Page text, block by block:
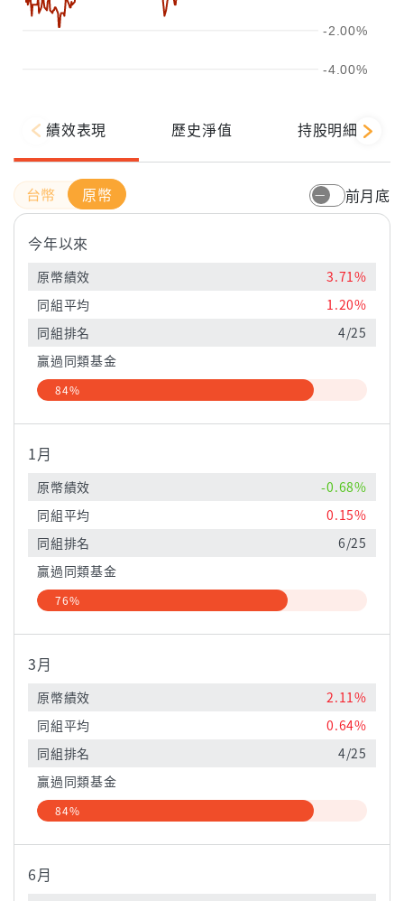
-4.00%
-2.00%
績效表現 歷史淨值 持股明細
原幣 前月底
今年以來
原幣績效
3.71%
同組平均
1.20%
同組排名
4/25
贏過同類基金
84%
1月
原幣績效
-0.68%
同組平均
0.15%
同組排名
6/25
贏過同類基金
76%
3月
原幣績效
2.11%
同組平均
0.64%
同組排名
4/25
贏過同類基金
84%
6月